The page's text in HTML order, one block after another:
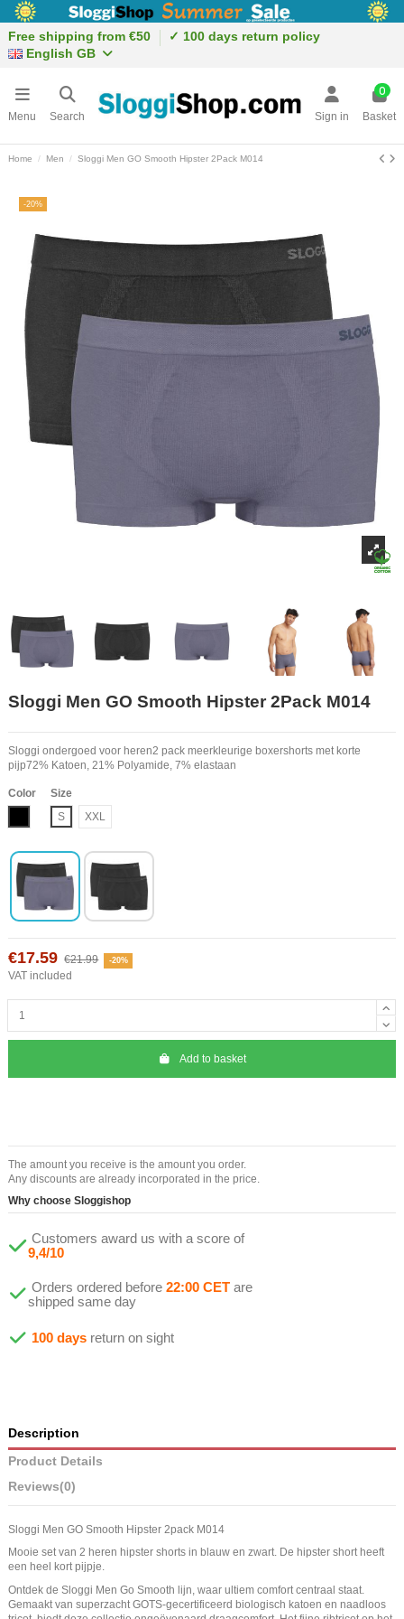
Free shipping from €50
✓ 100 days return policy
English GB
Menu Search Sign in
0
Basket
Home Men Sloggi Men GO Smooth Hipster 2Pack M014
-20%
Sloggi Men GO Smooth Hipster 2Pack M014
Sloggi ondergoed voor heren2 pack meerkleurige boxershorts met korte
pijp72% Katoen, 21% Polyamide, 7% elastaan
Color
Size
S
XXL
€17.59 €21.99 -20%
VAT included
Add to basket
The amount you receive is the amount you order.
Any discounts are already incorporated in the price.
Why choose Sloggishop
Customers award us with a score of
9,4/10
Orders ordered before 22:00 CET are
shipped same day
100 days return on sight
Description
Product Details
Reviews(0)
Sloggi Men GO Smooth Hipster 2pack M014
Mooie set van 2 heren hipster shorts in blauw en zwart. De hipster short heeft
een heel kort pijpje.
Ontdek de Sloggi Men Go Smooth lijn, waar ultiem comfort centraal staat.
Gemaakt van superzacht GOTS-gecertificeerd biologisch katoen en naadloos